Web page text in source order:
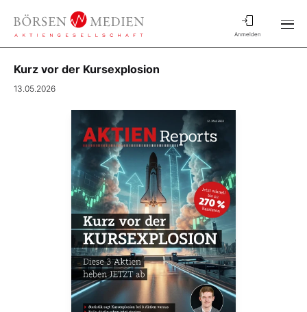
Anmelden
Kurz vor der Kursexplosion
13.05.2026